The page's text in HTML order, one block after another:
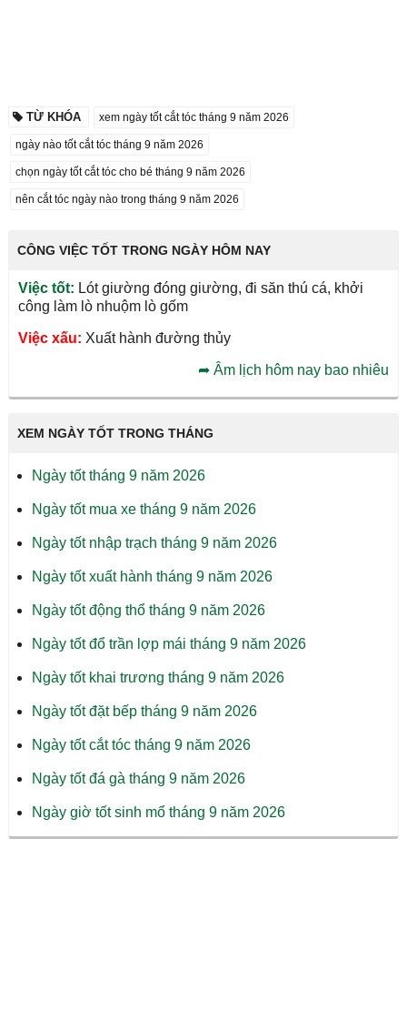
TỪ KHÓA xem ngày tốt cắt tóc tháng 9 năm 2026
ngày nào tốt cắt tóc tháng 9 năm 2026
chọn ngày tốt cắt tóc cho bé tháng 9 năm 2026
nên cắt tóc ngày nào trong tháng 9 năm 2026
CÔNG VIỆC TỐT TRONG NGÀY HÔM NAY
Việc tốt: Lót giường đóng giường, đi săn thú cá, khởi
công làm lò nhuộm lò gốm
Việc xấu: Xuất hành đường thủy
➦Âm lịch hôm nay bao nhiêu
XEM NGÀY TỐT TRONG THÁNG
Ngày tốt tháng 9 năm 2026
Ngày tốt mua xe tháng 9 năm 2026
Ngày tốt nhập trạch tháng 9 năm 2026
Ngày tốt xuất hành tháng 9 năm 2026
Ngày tốt động thổ tháng 9 năm 2026
Ngày tốt đổ trần lợp mái tháng 9 năm 2026
Ngày tốt khai trương tháng 9 năm 2026
Ngày tốt đặt bếp tháng 9 năm 2026
Ngày tốt cắt tóc tháng 9 năm 2026
Ngày tốt đá gà tháng 9 năm 2026
Ngày giờ tốt sinh mổ tháng 9 năm 2026